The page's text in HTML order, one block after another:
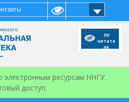
ЛК
читате
ля
электронным ресурсам ННГУ.
доступ.